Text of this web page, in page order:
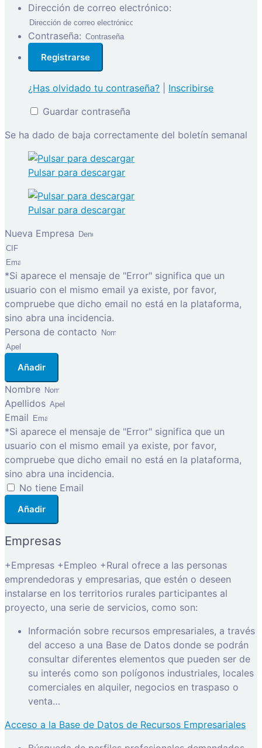
Dirección de correo electrónico:
Contraseña:
¿Has olvidado tu contraseña?
Inscribirse
Guardar contraseña
Se ha dado de baja correctamente del boletín semanal
Pulsar para descargar
Pulsar para descargar
Nueva Empresa
*Si aparece el mensaje de "Error" significa que un
usuario con el mismo email ya existe, por favor,
compruebe que dicho email no está en la plataforma,
sino abra una incidencia.
Persona de contacto
Añadir
Nombre
Apellidos
Email
*Si aparece el mensaje de "Error" significa que un
usuario con el mismo email ya existe, por favor,
compruebe que dicho email no está en la plataforma,
sino abra una incidencia.
No tiene Email
Añadir
Empresas
+Empresas +Empleo +Rural ofrece a las personas
emprendedoras y empresarias, que estén o deseen
instalarse en los territorios rurales participantes al
proyecto, una serie de servicios, como son:
Información sobre recursos empresariales, a través
del acceso a una Base de Datos donde se podrán
consultar diferentes elementos que pueden ser de
su interés como son polígonos industriales, locales
comerciales en alquiler, negocios en traspaso o
venta…
Acceso a la Base de Datos de Recursos Empresariales